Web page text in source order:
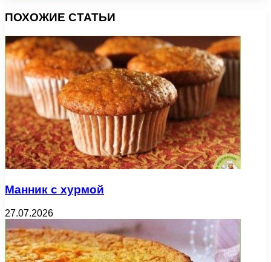
ПОХОЖИЕ СТАТЬИ
Манник с хурмой
27.07.2026